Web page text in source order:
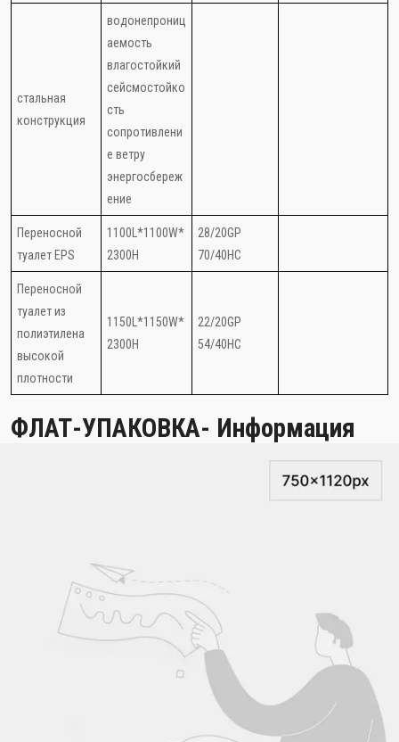
стальная
конструкция
водонепрониц
аемость
влагостойкий
сейсмостойко
сть
сопротивлени
е ветру
энергосбереж
ение
Переносной
туалет EPS
1100L*1100W*
2300H
28/20GP
70/40HC
Переносной
туалет из
полиэтилена
высокой
плотности
1150L*1150W*
2300H
22/20GP
54/40HC
ФЛАТ-УПАКОВКА- Информация